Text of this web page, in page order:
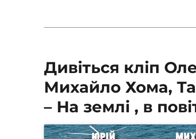
Дивіться кліп
Михайло Хома,
– На землі , в